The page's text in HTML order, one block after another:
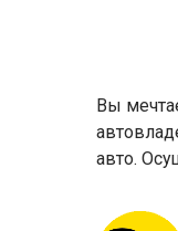
Вы
авто.